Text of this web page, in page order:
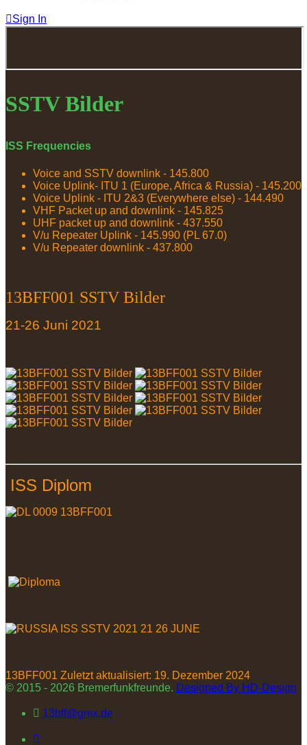
Sign In
SSTV Bilder
ISS Frequencies
Voice and SSTV downlink - 145.800
Voice Uplink- ITU 1 (Europe, Africa & Russia) - 145.200
Voice Uplink - ITU 2&3 (Everywhere else) - 144.490
VHF Packet up and downlink - 145.825
UHF packet up and downlink - 437.550
V/u Repeater Uplink - 145.990 (PL 67.0)
V/u Repeater downlink - 437.800
13BFF001 SSTV Bilder
21-26 Juni 2021
ISS Diplom
13BFF001 Zuletzt aktualisiert: 19. Dezember 2024
© 2015 - 2026 Bremerfunkfreunde. Designed By HD-Design
13bff@gmx.de